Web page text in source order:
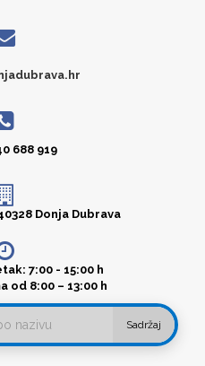
688 919
Donja Dubrava
7:00 - 15:00 h
od 8:00 – 13:00 h
Sadržaj